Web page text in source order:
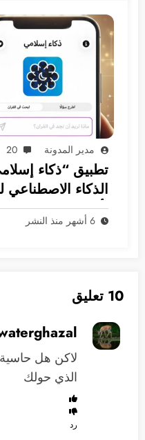
مدير المدونة 20
تطبيق “ذكاء
الذكاء
بأمان؟
6 أشهر منذ النشر
10 تعليق
لاكن هل حاسية
الذي حولك
رد